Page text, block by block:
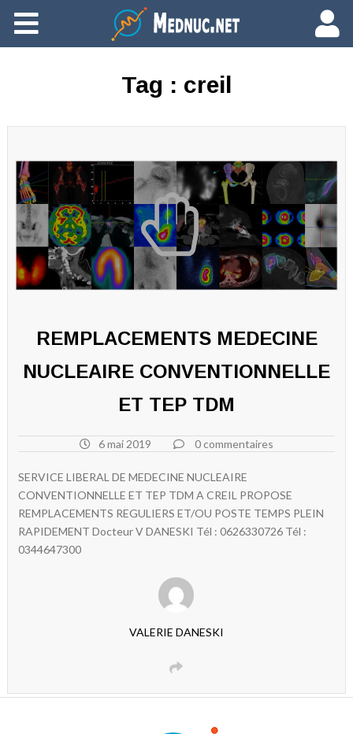
Ajouter du contenu
Tag : creil
REMPLACEMENTS MEDECINE
NUCLEAIRE CONVENTIONNELLE
ET TEP TDM
6 mai 2019 0 commentaires
SERVICE LIBERAL DE MEDECINE NUCLEAIRE
CONVENTIONNELLE ET TEP TDM A CREIL PROPOSE
REMPLACEMENTS REGULIERS ET/OU POSTE TEMPS PLEIN
RAPIDEMENT Docteur V DANESKI Tél : 0626330726 Tél :
0344647300
VALERIE DANESKI